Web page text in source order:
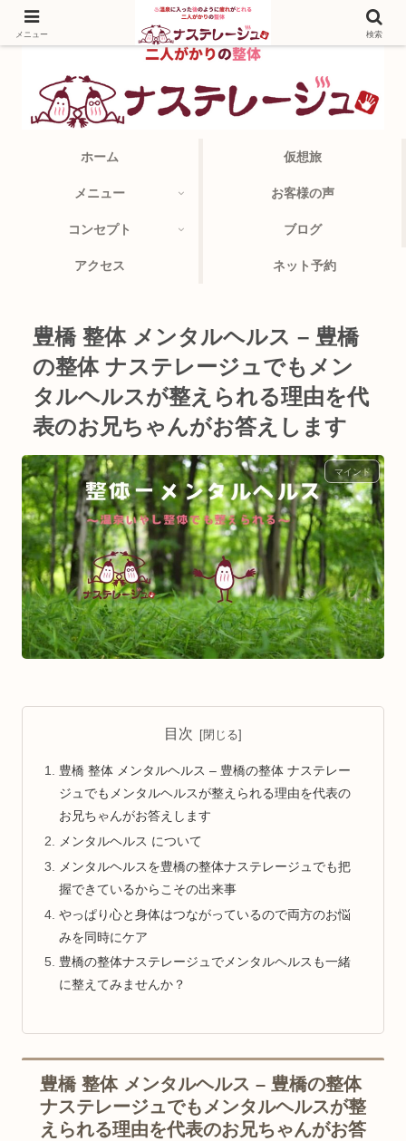
ホーム 仮想旅
メニュー お客様の声
コンセプト ブログ
アクセス ネット予約
豊橋 整体 メンタルヘルス – 豊橋
の整体 ナステレージュでもメン
タルヘルスが整えられる理由を代
表のお兄ちゃんがお答えします
マインド
目次
豊橋 整体 メンタルヘルス – 豊橋の整体 ナステレー
ジュでもメンタルヘルスが整えられる理由を代表の
お兄ちゃんがお答えします
メンタルヘルス について
メンタルヘルスを豊橋の整体ナステレージュでも把
握できているからこその出来事
やっぱり心と身体はつながっているので両方のお悩
みを同時にケア
豊橋の整体ナステレージュでメンタルヘルスも一緒
に整えてみませんか？
豊橋 整体 メンタルヘルス – 豊橋の整体
ナステレージュでもメンタルヘルスが整
えられる理由を代表のお兄ちゃんがお答
メニュー 検索